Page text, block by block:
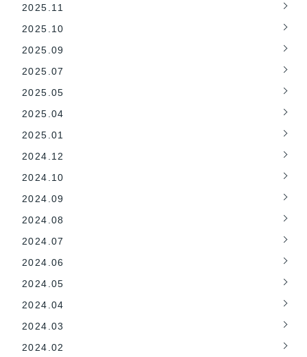
2025.11
2025.10
2025.09
2025.07
2025.05
2025.04
2025.01
2024.12
2024.10
2024.09
2024.08
2024.07
2024.06
2024.05
2024.04
2024.03
2024.02